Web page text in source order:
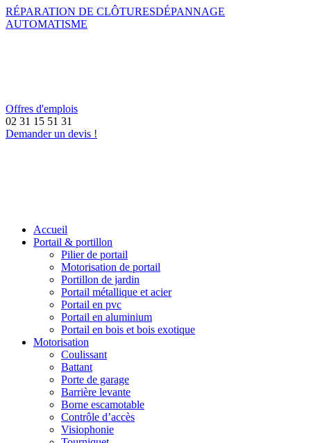
RÉPARATION DE CLÔTURESDÉPANNAGE
AUTOMATISME
Offres d'emplois
02 31 15 51 31
Demander un devis !
Accueil
Portail & portillon
Pilier de portail
Motorisation de portail
Portillon de jardin
Portail métallique et acier
Portail en pvc
Portail en aluminium
Portail en bois et bois exotique
Motorisation
Coulissant
Battant
Porte de garage
Barrière levante
Borne escamotable
Contrôle d’accès
Visiophonie